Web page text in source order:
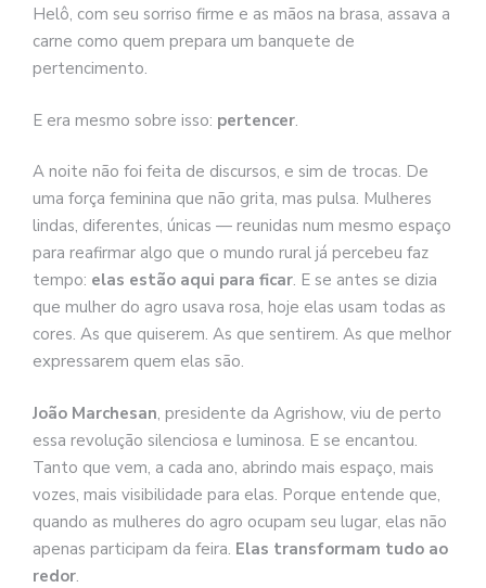
Helô, com seu sorriso firme e as mãos na brasa, assava a
carne como quem prepara um banquete de
pertencimento.
E era mesmo sobre isso: pertencer.
A noite não foi feita de discursos, e sim de trocas. De
uma força feminina que não grita, mas pulsa. Mulheres
lindas, diferentes, únicas — reunidas num mesmo espaço
para reafirmar algo que o mundo rural já percebeu faz
tempo: elas estão aqui para ficar. E se antes se dizia
que mulher do agro usava rosa, hoje elas usam todas as
cores. As que quiserem. As que sentirem. As que melhor
expressarem quem elas são.
João Marchesan, presidente da Agrishow, viu de perto
essa revolução silenciosa e luminosa. E se encantou.
Tanto que vem, a cada ano, abrindo mais espaço, mais
vozes, mais visibilidade para elas. Porque entende que,
quando as mulheres do agro ocupam seu lugar, elas não
apenas participam da feira. Elas transformam tudo ao
redor.